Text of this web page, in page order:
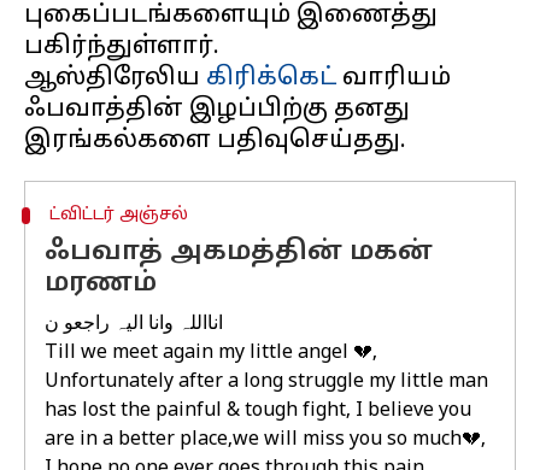
புகைப்படங்களையும் இணைத்து
பகிர்ந்துள்ளார்.
ஆஸ்திரேலிய கிரிக்கெட் வாரியம்
ஃபவாத்தின் இழப்பிற்கு தனது
ட்விட்டர் அஞ்சல்
ஃபவாத் அகமத்தின் மகன்
மரணம்
انااللہ وانا الیہ راجعو ن
Till we meet again my little angel 💔,
Unfortunately after a long struggle my little man
has lost the painful & tough fight, I believe you
are in a better place,we will miss you so much💔,